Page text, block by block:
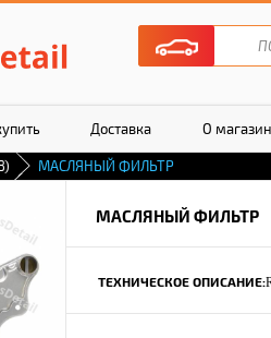
Доставка О
МАСЛЯНЫЙ ФИЛЬТР
МАСЛЯНЫЙ ФИЛЬТР
ТЕХНИЧЕСКОЕ ОПИСАНИЕ: